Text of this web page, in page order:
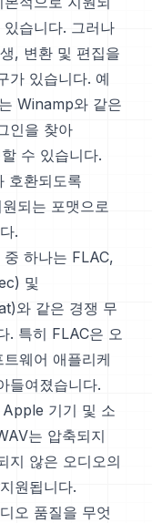
습니다. 그러나
, 변환 및 편집을
가 있습니다. 예
Winamp와 같은
인을 찾아
수 있습니다.
호환되도록
되는 포맷으로
.
하나는 FLAC,
및
와 같은 경쟁 무
. 특히 FLAC은 오
웨어 애플리케
들여졌습니다.
기기 및 소
는 압축되지
지 않은 오디오의
원됩니다.
오 품질을 무엇